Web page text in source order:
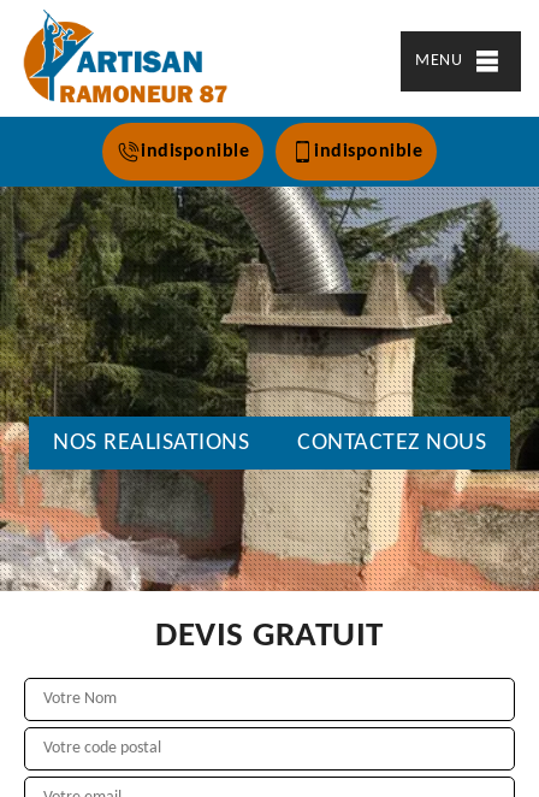
MENU
indisponible indisponible
NOS REALISATIONS CONTACTEZ NOUS
DEVIS GRATUIT